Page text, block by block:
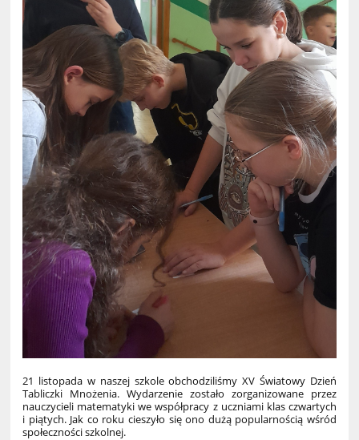
21 listopada w naszej szkole obchodziliśmy XV Światowy Dzień
Tabliczki Mnożenia. Wydarzenie zostało zorganizowane przez
nauczycieli matematyki we współpracy z uczniami klas czwartych
i piątych. Jak co roku cieszyło się ono dużą popularnością wśród
społeczności szkolnej.